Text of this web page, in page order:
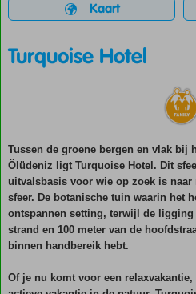
Kaart
Turquoise Hotel
Tussen de groene bergen en vlak bij
Ölüdeniz ligt Turquoise Hotel. Dit
uitvalsbasis voor wie op zoek is
sfeer. De botanische tuin waarin het
ontspannen setting, terwijl de ligging
strand en 100 meter van de
binnen handbereik hebt.
Of je nu komt voor een